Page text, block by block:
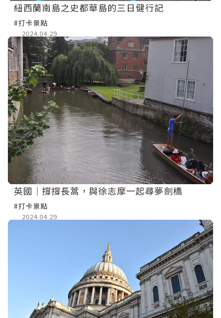
紐西蘭南島之史都華島的三日健行記
#打卡景點
2024.04.29
英國｜撐撐長蒿，與徐志摩一起尋夢劍橋
#打卡景點
2024.04.29